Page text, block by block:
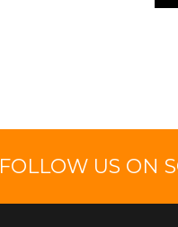
FOLLOW US ON